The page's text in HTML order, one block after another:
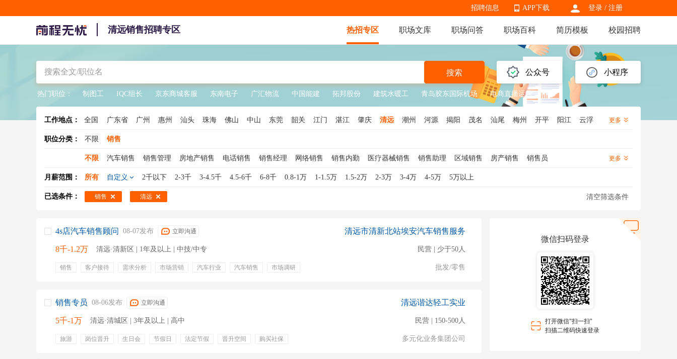
登录 / 注册
APP下载
APP下载
招聘信息
清远销售招聘专区 热招专区 职场文库 职场问答 职场百科 简历模板 校园招聘
公众号 小程序
搜索
热门职位： 制图工 IQC组长 京东商城客服 东南电子 广汇物流 中国能建 拓邦股份 建筑水暖工 青岛胶东国际机场 电商直播运营
工作地点： 全国 广东省 广州 惠州 汕头 珠海 佛山 中山 东莞 韶关 江门 湛江 肇庆 清远 潮州 河源 揭阳 茂名 汕尾 梅州 开平 阳江 云浮 更多
职位分类： 不限 销售
不限 汽车销售 销售管理 房地产销售 电话销售 销售经理 网络销售 销售内勤 医疗器械销售 销售助理 区域销售 房产销售
销售员
销售总监
销售工程师 医药销售 大客户销售 销售顾问 软件销售 销售代表 互联网销售 酒店销售 钢材销售 信用卡销售
建材销售
销售支持 广告销售
更多
月薪范围： 所有 自定义 2千以下 2-3千 3-4.5千 4.5-6千 6-8千 0.8-1万 1-1.5万 1.5-2万 2-3万 3-4万 4-5万 5万以上
已选条件： 销售 清远 清空筛选条件
4s店汽车销售顾问 08-07发布 立即沟通
8千-1.2万 清远·清新区 | 1年及以上 | 中技/中专
销售 客户接待 需求分析 市场营销 汽车行业 汽车销售
市场调研
清远市清新北站埃安汽车销售服务
民营 | 少于50人
批发/零售
销售专员 08-06发布 立即沟通
5千-1万 清远·清城区 | 3年及以上 | 高中
旅游 岗位晋升 生日会 节假日 法定节假 晋升空间
购买社保
清远谐达轻工实业
民营 | 150-500人
多元化业务集团公司
微信扫码登录
打开微信"扫一扫"
扫描二维码快速登录